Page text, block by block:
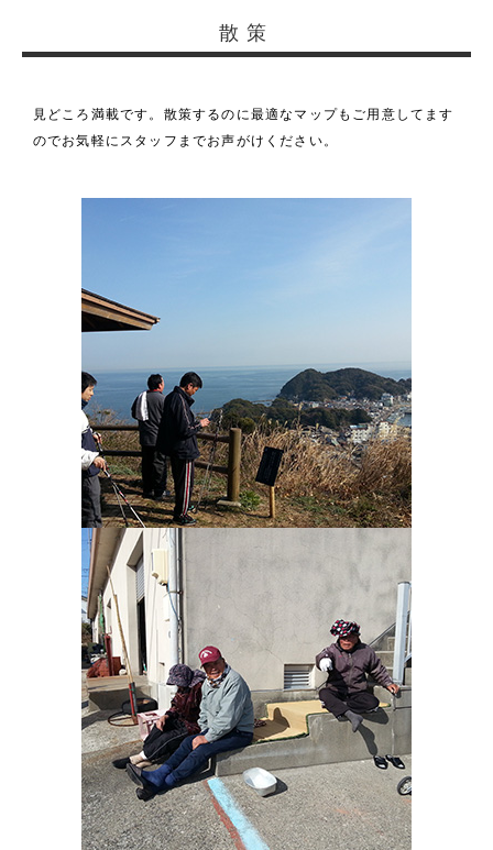
散策
見どころ満載です。散策するのに最適なマップもご用意してます
のでお気軽にスタッフまでお声がけください。